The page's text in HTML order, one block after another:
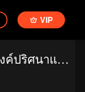
VIP
คนขุดสุสาน: อุโมงค์ปริศนาแห่งเขามังกร